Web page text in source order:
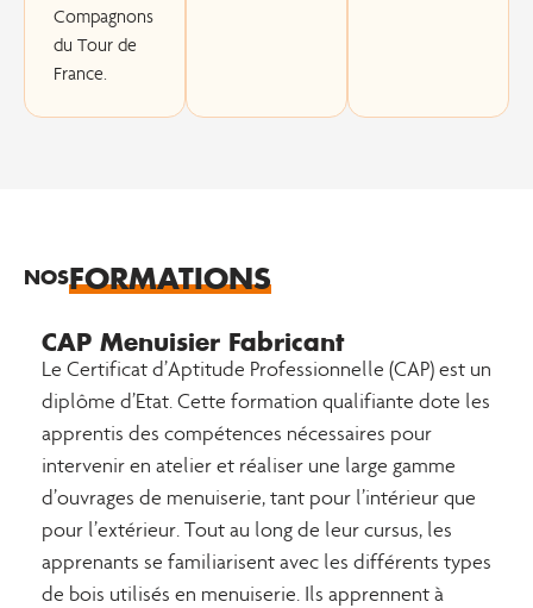
Compagnons
du Tour de
France.
NOSFORMATIONS
CAP Menuisier Fabricant
Le Certificat d’Aptitude Professionnelle (CAP) est un
diplôme d’Etat. Cette formation qualifiante dote les
apprentis des compétences nécessaires pour
intervenir en atelier et réaliser une large gamme
d’ouvrages de menuiserie, tant pour l’intérieur que
pour l’extérieur. Tout au long de leur cursus, les
apprenants se familiarisent avec les différents types
de bois utilisés en menuiserie. Ils apprennent à